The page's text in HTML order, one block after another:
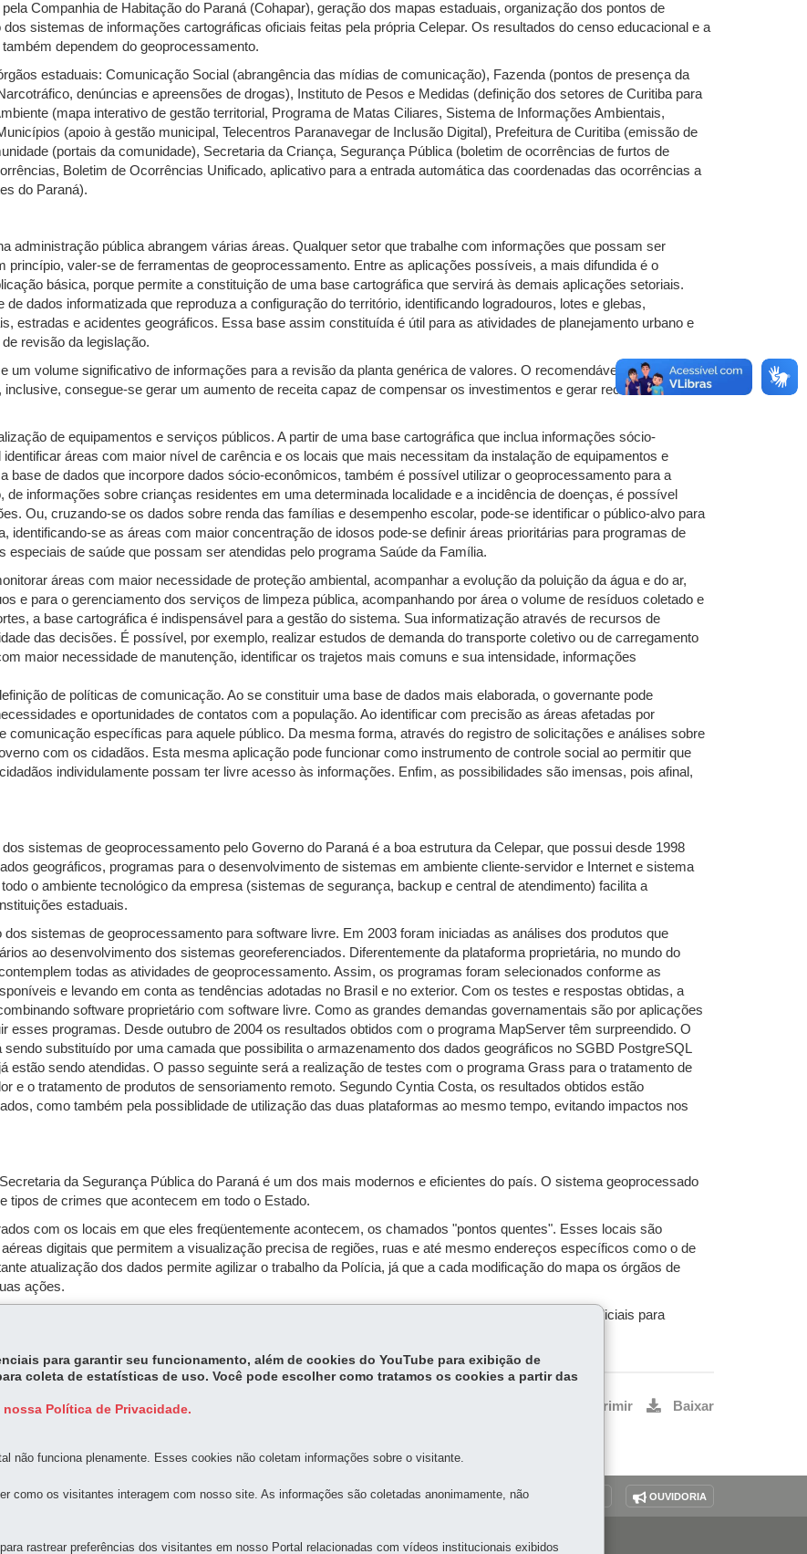
Companhia de Habitação do Paraná (Cohapar), geração dos mapas estaduais, organização dos pontos de
sistemas de informações cartográficas oficiais feitas pela própria Celepar. Os resultados do censo educacional e a
dependem do geoprocessamento.
estaduais: Comunicação Social (abrangência das mídias de comunicação), Fazenda (pontos de presença da
denúncias e apreensões de drogas), Instituto de Pesos e Medidas (definição dos setores de Curitiba para
(mapa interativo de gestão territorial, Programa de Matas Ciliares, Sistema de Informações Ambientais,
(apoio à gestão municipal, Telecentros Paranavegar de Inclusão Digital), Prefeitura de Curitiba (emissão de
(portais da comunidade), Secretaria da Criança, Segurança Pública (boletim de ocorrências de furtos de
Boletim de Ocorrências Unificado, aplicativo para a entrada automática das coordenadas das ocorrências a
do Paraná).
administração pública abrangem várias áreas. Qualquer setor que trabalhe com informações que possam ser
princípio, valer-se de ferramentas de geoprocessamento. Entre as aplicações possíveis, a mais difundida é o
básica, porque permite a constituição de uma base cartográfica que servirá às demais aplicações setoriais.
dados informatizada que reproduza a configuração do território, identificando logradouros, lotes e glebas,
estradas e acidentes geográficos. Essa base assim constituída é útil para as atividades de planejamento urbano e
revisão da legislação.
um volume significativo de informações para a revisão da planta genérica de valores. O recomendável é que as duas
consegue-se gerar um aumento de receita capaz de compensar os investimentos e gerar recursos
de equipamentos e serviços públicos. A partir de uma base cartográfica que inclua informações sócio-
áreas com maior nível de carência e os locais que mais necessitam da instalação de equipamentos e
base de dados que incorpore dados sócio-econômicos, também é possível utilizar o geoprocessamento para a
informações sobre crianças residentes em uma determinada localidade e a incidência de doenças, é possível
Ou, cruzando-se os dados sobre renda das famílias e desempenho escolar, pode-se identificar o público-alvo para
identificando-se as áreas com maior concentração de idosos pode-se definir áreas prioritárias para programas de
de saúde que possam ser atendidas pelo programa Saúde da Família.
áreas com maior necessidade de proteção ambiental, acompanhar a evolução da poluição da água e do ar,
e para o gerenciamento dos serviços de limpeza pública, acompanhando por área o volume de resíduos coletado e
a base cartográfica é indispensável para a gestão do sistema. Sua informatização através de recursos de
das decisões. É possível, por exemplo, realizar estudos de demanda do transporte coletivo ou de carregamento
maior necessidade de manutenção, identificar os trajetos mais comuns e sua intensidade, informações
de políticas de comunicação. Ao se constituir uma base de dados mais elaborada, o governante pode
e oportunidades de contatos com a população. Ao identificar com precisão as áreas afetadas por
comunicação específicas para aquele público. Da mesma forma, através do registro de solicitações e análises sobre
com os cidadãos. Esta mesma aplicação pode funcionar como instrumento de controle social ao permitir que
individulamente possam ter livre acesso às informações. Enfim, as possibilidades são imensas, pois afinal,
sistemas de geoprocessamento pelo Governo do Paraná é a boa estrutura da Celepar, que possui desde 1998
geográficos, programas para o desenvolvimento de sistemas em ambiente cliente-servidor e Internet e sistema
o ambiente tecnológico da empresa (sistemas de segurança, backup e central de atendimento) facilita a
estaduais.
sistemas de geoprocessamento para software livre. Em 2003 foram iniciadas as análises dos produtos que
ao desenvolvimento dos sistemas georeferenciados. Diferentemente da plataforma proprietária, no mundo do
todas as atividades de geoprocessamento. Assim, os programas foram selecionados conforme as
e levando em conta as tendências adotadas no Brasil e no exterior. Com os testes e respostas obtidas, a
software proprietário com software livre. Como as grandes demandas governamentais são por aplicações
esses programas. Desde outubro de 2004 os resultados obtidos com o programa MapServer têm surpreendido. O
substituído por uma camada que possibilita o armazenamento dos dados geográficos no SGBD PostgreSQL
estão sendo atendidas. O passo seguinte será a realização de testes com o programa Grass para o tratamento de
e o tratamento de produtos de sensoriamento remoto. Segundo Cyntia Costa, os resultados obtidos estão
como também pela possiblidade de utilização das duas plataformas ao mesmo tempo, evitando impactos nos
da Segurança Pública do Paraná é um dos mais modernos e eficientes do país. O sistema geoprocessado
tipos de crimes que acontecem em todo o Estado.
com os locais em que eles freqüentemente acontecem, os chamados "pontos quentes". Esses locais são
digitais que permitem a visualização precisa de regiões, ruas e até mesmo endereços específicos como o de
atualização dos dados permite agilizar o trabalho da Polícia, já que a cada modificação do mapa os órgãos de
ações.
Grossa, Londrina, Maringá e Foz do Iguaçu. O programa se encontra na fase de treinamento de policiais para
unificar as informações sobre os registros de crime. O boletim serve para alimentar o sistema.
Imprimir Baixar
MAPA DO SITE DENUNCIE CORRUPÇÃO OUVIDORIA
para garantir seu funcionamento, além de cookies do YouTube para exibição de
coleta de estatísticas de uso. Você pode escolher como tratamos os cookies a partir das
nossa Política de Privacidade.
não funciona plenamente. Esses cookies não coletam informações sobre o visitante.
como os visitantes interagem com nosso site. As informações são coletadas anonimamente, não
rastrear preferências dos visitantes em nosso Portal relacionadas com vídeos institucionais exibidos